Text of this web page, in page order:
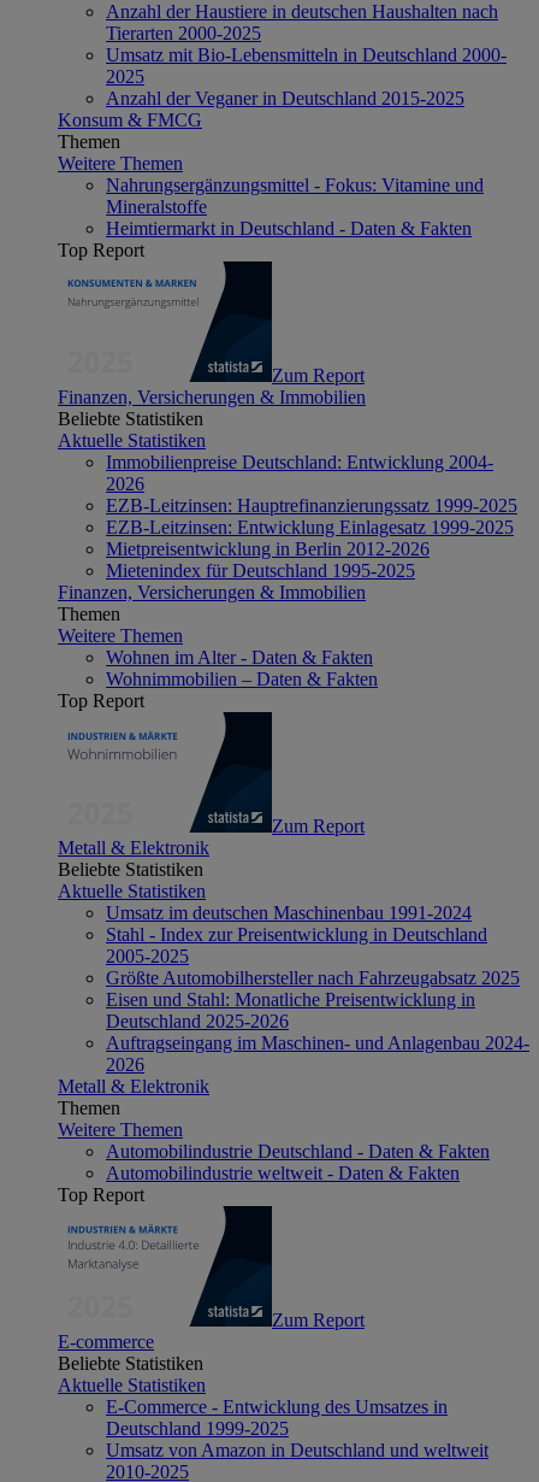
Anzahl der Haustiere in deutschen Haushalten nach
Tierarten 2000-2025
Umsatz mit Bio-Lebensmitteln in Deutschland 2000-
2025
Anzahl der Veganer in Deutschland 2015-2025
Konsum & FMCG
Themen
Weitere Themen
Nahrungsergänzungsmittel - Fokus: Vitamine und
Mineralstoffe
Heimtiermarkt in Deutschland - Daten & Fakten
Top Report
Zum Report
Finanzen, Versicherungen & Immobilien
Beliebte Statistiken
Aktuelle Statistiken
Immobilienpreise Deutschland: Entwicklung 2004-
2026
EZB-Leitzinsen: Hauptrefinanzierungssatz 1999-2025
EZB-Leitzinsen: Entwicklung Einlagesatz 1999-2025
Mietpreisentwicklung in Berlin 2012-2026
Mietenindex für Deutschland 1995-2025
Finanzen, Versicherungen & Immobilien
Themen
Weitere Themen
Wohnen im Alter - Daten & Fakten
Wohnimmobilien – Daten & Fakten
Top Report
Zum Report
Metall & Elektronik
Beliebte Statistiken
Aktuelle Statistiken
Umsatz im deutschen Maschinenbau 1991-2024
Stahl - Index zur Preisentwicklung in Deutschland
2005-2025
Größte Automobilhersteller nach Fahrzeugabsatz 2025
Eisen und Stahl: Monatliche Preisentwicklung in
Deutschland 2025-2026
Auftragseingang im Maschinen- und Anlagenbau 2024-
2026
Metall & Elektronik
Themen
Weitere Themen
Automobilindustrie Deutschland - Daten & Fakten
Automobilindustrie weltweit - Daten & Fakten
Top Report
Zum Report
E-commerce
Beliebte Statistiken
Aktuelle Statistiken
E-Commerce - Entwicklung des Umsatzes in
Deutschland 1999-2025
Umsatz von Amazon in Deutschland und weltweit
2010-2025